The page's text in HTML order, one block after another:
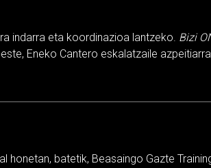
indarra eta koordinazioa lantzeko. Bizi
Eneko Cantero eskalatzaile
honetan, batetik, Beasaingo Gazte